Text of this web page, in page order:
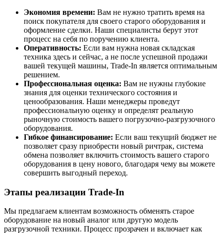
Экономия времени: Вам не нужно тратить время на
поиск покупателя для своего старого оборудования и
оформление сделки. Наши специалисты берут этот
процесс на себя по поручению клиента.
Оперативность: Если вам нужна новая складская
техника здесь и сейчас, а не после успешной продажи
вашей текущей машины, Trade-In является оптимальным
решением.
Профессиональная оценка: Вам не нужны глубокие
знания для оценки технического состояния и
ценообразования. Наши менеджеры проведут
профессиональную оценку и определят реальную
рыночную стоимость вашего погрузочно-разгрузочного
оборудования.
Гибкое финансирование: Если ваш текущий бюджет не
позволяет сразу приобрести новый ричтрак, система
обмена позволяет включить стоимость вашего старого
оборудования в цену нового, благодаря чему вы можете
совершить выгодный переход.
Этапы реализации Trade-In
Мы предлагаем клиентам возможность обменять старое
оборудование на новый аналог или другую модель
разгрузочной техники. Процесс прозрачен и включает как